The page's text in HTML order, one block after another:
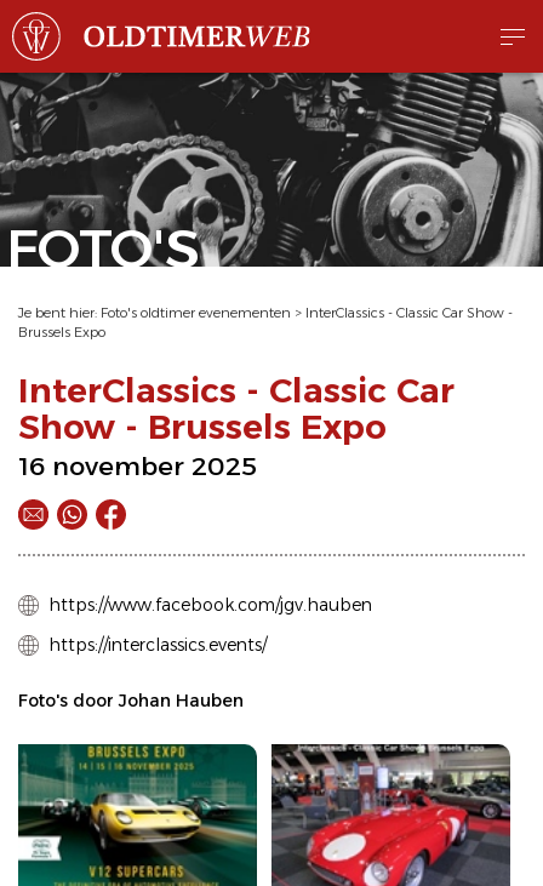
FOTO'S
Je bent hier: Foto's oldtimer evenementen > InterClassics - Classic Car Show -
Brussels Expo
InterClassics - Classic Car
Show - Brussels Expo
16 november 2025
https://www.facebook.com/jgv.hauben
https://interclassics.events/
Foto's door Johan Hauben